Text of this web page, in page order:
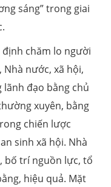
sáng” trong giai
chăm lo người
nước, xã hội,
đạo bằng chủ
xuyên, bằng
chiến lược
sinh xã hội. Nhà
bố trí nguồn lực, tổ
hiệu quả. Mặt